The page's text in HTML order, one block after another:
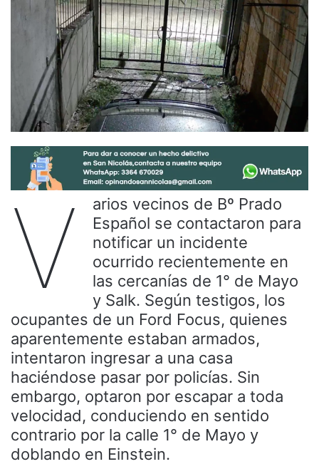
V
arios vecinos de Bº Prado
Español se contactaron para
notificar un incidente
ocurrido recientemente en
las cercanías de 1° de Mayo
y Salk. Según testigos, los
ocupantes de un Ford Focus, quienes
aparentemente estaban armados,
intentaron ingresar a una casa
haciéndose pasar por policías. Sin
embargo, optaron por escapar a toda
velocidad, conduciendo en sentido
contrario por la calle 1° de Mayo y
doblando en Einstein.